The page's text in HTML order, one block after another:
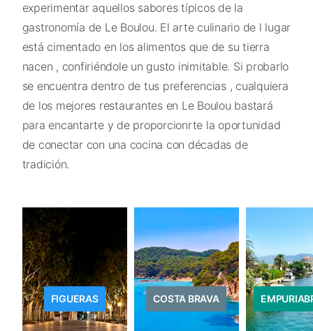
experimentar aquellos sabores típicos de la
gastronomía de Le Boulou. El arte culinario de l lugar
está cimentado en los alimentos que de su tierra
nacen , confiriéndole un gusto inimitable. Si probarlo
se encuentra dentro de tus preferencias , cualquiera
de los mejores restaurantes en Le Boulou bastará
para encantarte y de proporcionrte la oportunidad
de conectar con una cocina con décadas de
tradición.
FIGUERAS COSTA BRAVA